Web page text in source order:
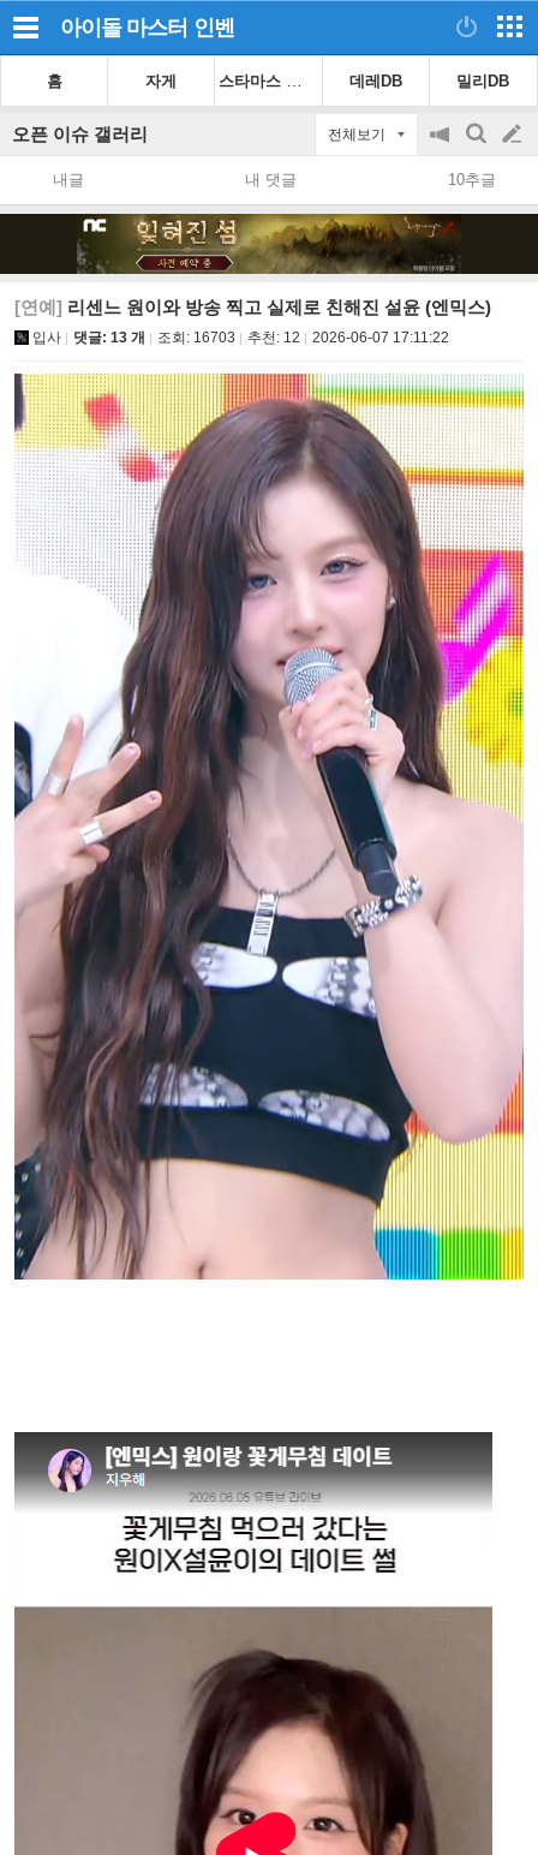
아이돌 마스터 인벤
홈 자게 데레DB 밀리DB
오픈 이슈 갤러리 전체보기
공
지
on/off
검
색
글
쓰
내글 내 댓글 10추글
[연예] 리센느 원이와 방송 찍고 실제로 친해진 설윤 (엔믹스)
입사 댓글: 13 개 조회: 16703 추천: 12 2026-06-07 17:11:22